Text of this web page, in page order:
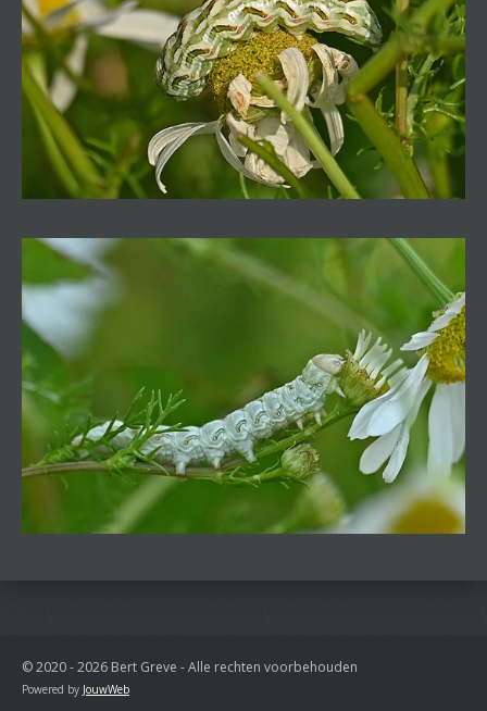
© 2020 - 2026 Bert Greve - Alle rechten voorbehouden
Powered by JouwWeb